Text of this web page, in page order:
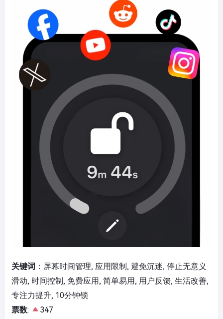
关键词 ：屏幕时间管理, 应用限制, 避免沉迷, 停止无意义
滑动, 时间控制, 免费应用, 简单易用, 用户反馈, 生活改善,
专注力提升, 10分钟锁
票数:
347